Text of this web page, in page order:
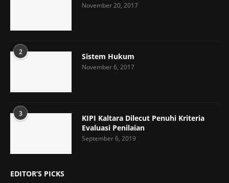
November 20, 2017
2 Sistem Hukum
November 6, 2017
3
KIPI Kaltara Dilecut Penuhi Kriteria
Evaluasi Penilaian
September 6, 2019
EDITOR’S PICKS